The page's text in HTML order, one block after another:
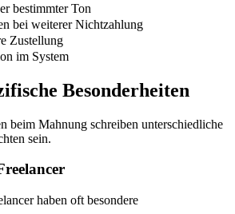
bestimmter Ton
bei weiterer Nichtzahlung
Zustellung
im System
Besonderheiten
beim Mahnung schreiben unterschiedliche
sein.
haben oft besondere